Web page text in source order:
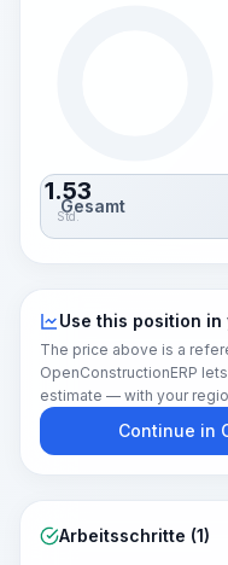
1.53
Std.
Gesamt
Use this position
The price above is a
OpenConstructionERP
estimate — with your
Continue in
Arbeitsschritte (1)